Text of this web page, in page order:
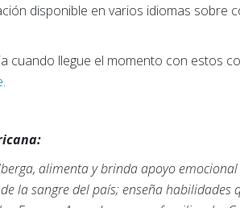
disponible en varios idiomas sobre
cuando llegue el momento con estos
.
alimenta y brinda apoyo
la sangre del país; enseña